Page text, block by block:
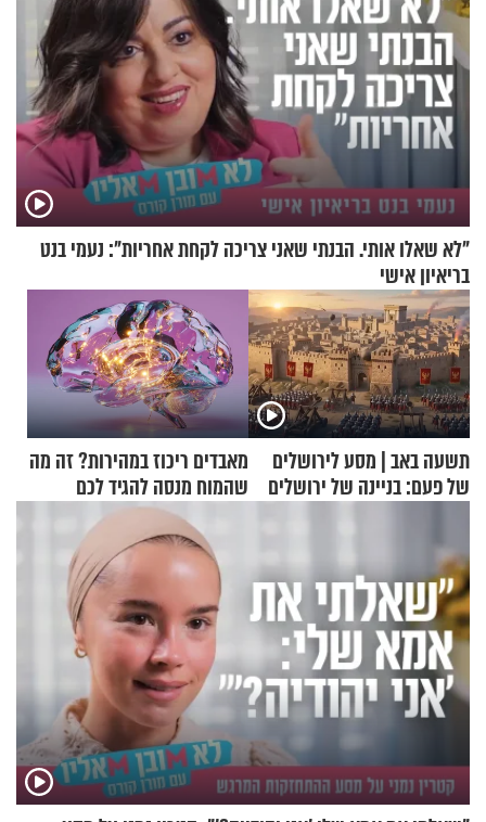
"לא שאלו אותי. הבנתי שאני צריכה לקחת אחריות": נעמי בנט
בריאיון אישי
תשעה באב | מסע לירושלים
של פעם: בניינה של ירושלים
מאבדים ריכוז במהירות? זה מה
שהמוח מנסה להגיד לכם